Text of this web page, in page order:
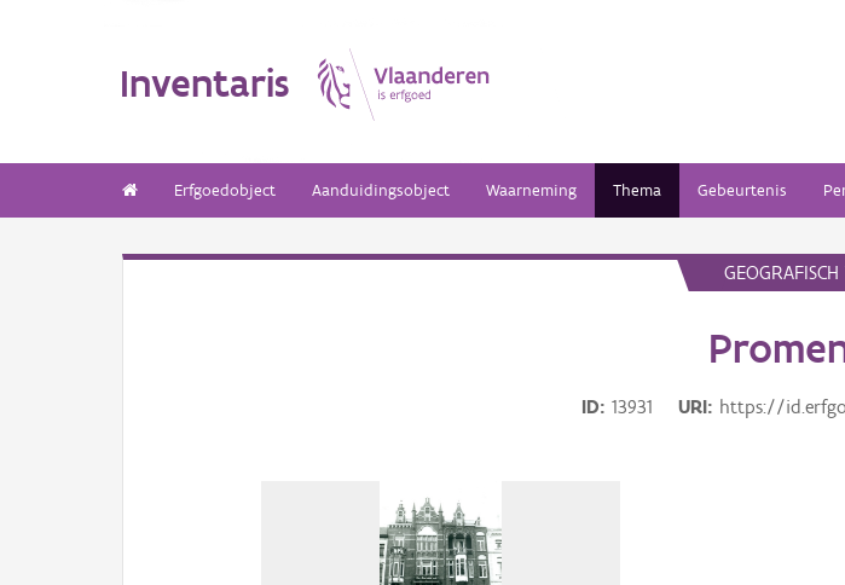
Inventaris
Erfgoedobject Aanduidingsobject Waarneming Thema Gebeurtenis
ID 13931 URI https://